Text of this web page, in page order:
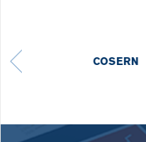
COELBA